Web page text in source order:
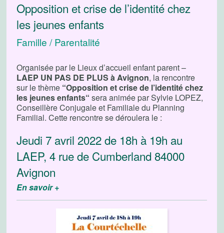
Opposition et crise de l’identité chez
les jeunes enfants
Famille / Parentalité
Organisée par le Lieux d’accueil enfant parent –
LAEP UN PAS DE PLUS à Avignon, la rencontre
sur le thème “Opposition et crise de l’identité chez
les jeunes enfants“ sera animée par Sylvie LOPEZ,
Conseillère Conjugale et Familiale du Planning
Familial. Cette rencontre se déroulera le :
Jeudi 7 avril 2022 de 18h à 19h au
LAEP, 4 rue de Cumberland 84000
Avignon
En savoir +